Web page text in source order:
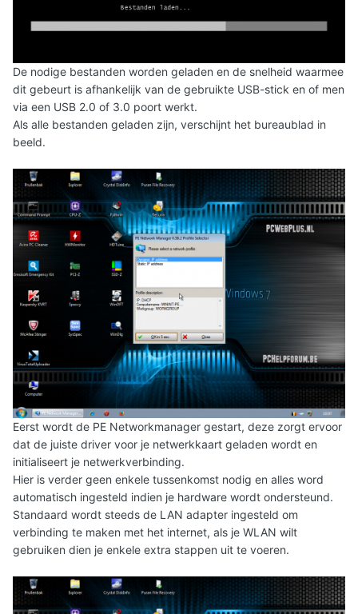
De nodige bestanden worden geladen en de snelheid waarmee
dit gebeurt is afhankelijk van de gebruikte USB-stick en of men
via een USB 2.0 of 3.0 poort werkt.
Als alle bestanden geladen zijn, verschijnt het bureaublad in
beeld.
Eerst wordt de PE Networkmanager gestart, deze zorgt ervoor
dat de juiste driver voor je netwerkkaart geladen wordt en
initialiseert je netwerkverbinding.
Hier is verder geen enkele tussenkomst nodig en alles word
automatisch ingesteld indien je hardware wordt ondersteund.
Standaard wordt steeds de LAN adapter ingesteld om
verbinding te maken met het internet, als je WLAN wilt
gebruiken dien je enkele extra stappen uit te voeren.